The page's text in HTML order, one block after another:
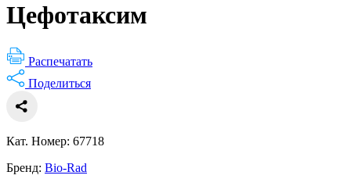
Цефотаксим
Распечатать
Поделиться
Кат. Номер: 67718
Бренд: Bio-Rad